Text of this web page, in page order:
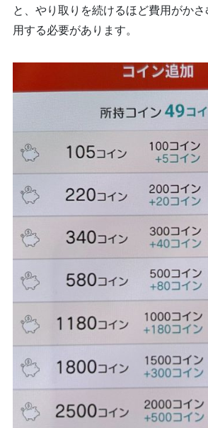
と、やり取りを続けるほど費用がか
用する必要があります。